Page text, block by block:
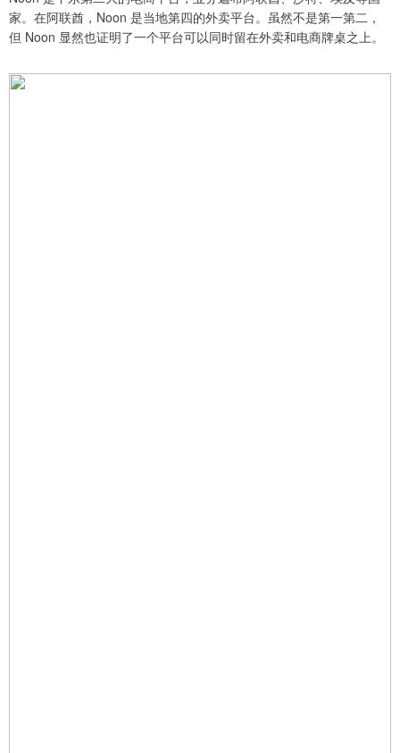
家。在阿联酋，Noon 是当地第四的外卖平台。虽然不是第一第二，
但 Noon 显然也证明了一个平台可以同时留在外卖和电商牌桌之上。